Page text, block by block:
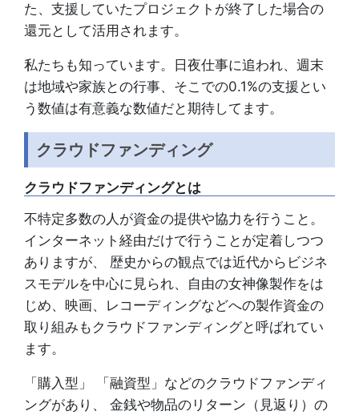
た、支援していたプロジェクトが終了した場合の
還元として活用されます。
私たちも知っています。日夜仕事に追われ、週末
は地域や家族との行事、そこでの0.1%の支援とい
う数値は有意義な数値だと期待してます。
クラウドファンディング
クラウドファンディングとは
不特定多数の人が資金の提供や協力を行うこと。
インターネット経由だけで行うことが定着しつつ
ありますが、 歴史からの観点では近代からビジネ
スモデルを中心に見られ、自由の女神像製作をは
じめ、映画、レコーディングなどへの製作資金の
取り組みもクラウドファンディングと呼ばれてい
ます。
「‎購入型」 「‎融資型」などのクラウドファンディ
ングがあり、 金銭や物品のリターン（見返り）の